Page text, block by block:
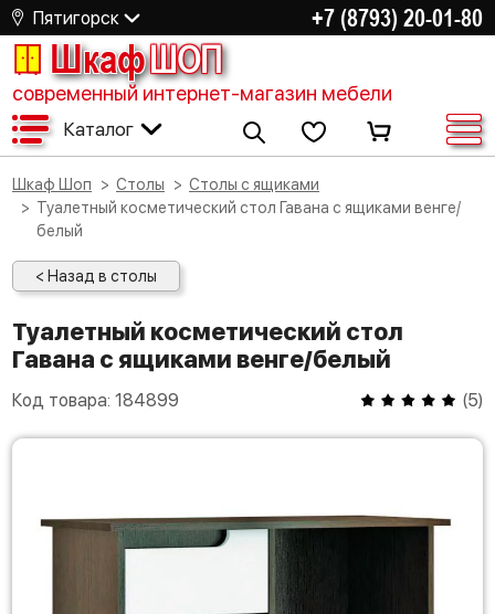
Пятигорск +7 (8793) 20-01-80
ШкафШОП
современный интернет-магазин мебели
Каталог
Шкаф Шоп Столы
Столы с ящиками
Туалетный косметический стол Гавана с ящиками венге/
белый
< Назад в столы
Туалетный косметический стол
Гавана с ящиками венге/белый
Код товара: 184899 (5)